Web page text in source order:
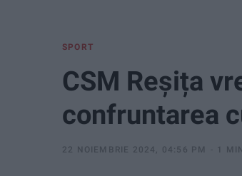
SPORT
CSM Reșița
confruntarea
22 NOIEMBRIE 2024, 04:56 PM 1